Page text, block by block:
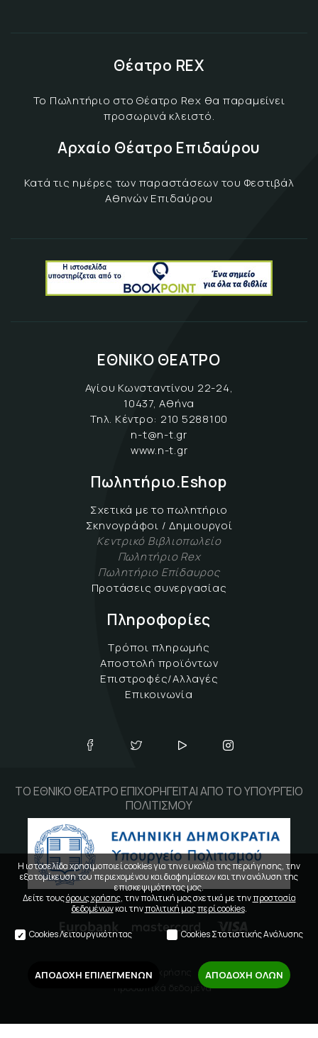
Θέατρο REX
Το Πωλητήριο στο Θέατρο Rex θα παραμείνει
προσωρινά κλειστό.
Αρχαίο Θέατρο Επιδαύρου
Κατά τις ημέρες των παραστάσεων του Φεστιβάλ
Αθηνών Επιδαύρου
ΕΘΝΙΚΟ ΘΕΑΤΡΟ
Αγίου Κωνσταντίνου 22-24,
10437, Αθήνα
Τηλ. Κέντρο: 210 5288100
n-t@n-t.gr
www.n-t.gr
Πωλητήριο.Eshop
Σχετικά με το πωλητήριο
Σκηνογράφοι / Δημιουργοί
Κεντρικό Βιβλιοπωλείο
Πωλητήριο Rex
Πωλητήριο Επίδαυρος
Προτάσεις συνεργασίας
Πληροφορίες
Τρόποι πληρωμής
Αποστολή προϊόντων
Επιστροφές/Αλλαγές
Επικοινωνία
ΤΟ ΕΘΝΙΚΟ ΘΕΑΤΡΟ ΕΠΙΧΟΡΗΓΕΙΤΑΙ ΑΠΟ ΤΟ ΥΠΟΥΡΓΕΙΟ
ΠΟΛΙΤΙΣΜΟΥ
Όροι χρήσης
Προσωπικά δεδομένα
Η ιστοσελίδα χρησιμοποιεί cookies για την ευκολία της περιήγησης, την
εξατομίκευση του περιεχομένου και διαφημίσεων και την ανάλυση της
επισκεψιμότητας μας.
Δείτε τουςόρους χρήσης, την πολιτική μας σχετικά με τηνπροστασία
δεδομένωνκαι τηνπολιτική μας περί cookies.
Cookies Λειτουργικότητας Cookies Στατιστικής Ανάλυσης
ΑΠΟΔΟΧΗ ΕΠΙΛΕΓΜΕΝΩΝ ΑΠΟΔΟΧΗ ΟΛΩΝ